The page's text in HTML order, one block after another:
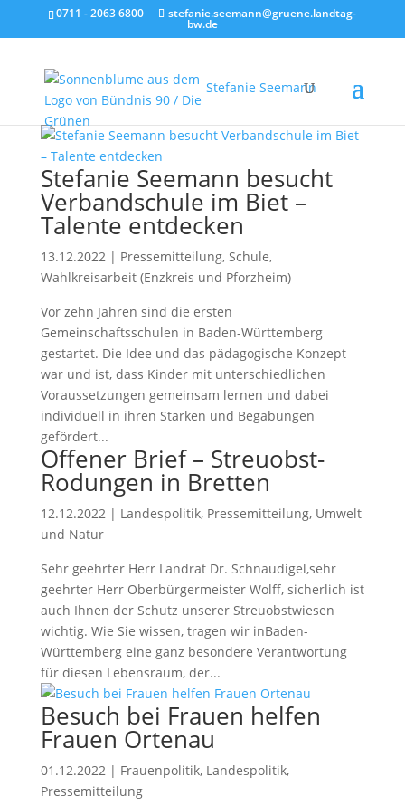
0711 - 2063 6800 stefanie.seemann@gruene.landtag-
bw.de
Stefanie Seemann
Stefanie Seemann besucht
Verbandschule im Biet –
Talente entdecken
13.12.2022| Pressemitteilung, Schule,
Wahlkreisarbeit (Enzkreis und Pforzheim)
Vor zehn Jahren sind die ersten
Gemeinschaftsschulen in Baden-Württemberg
gestartet. Die Idee und das pädagogische Konzept
war und ist, dass Kinder mit unterschiedlichen
Voraussetzungen gemeinsam lernen und dabei
individuell in ihren Stärken und Begabungen
gefördert...
Offener Brief – Streuobst-
Rodungen in Bretten
12.12.2022| Landespolitik, Pressemitteilung, Umwelt
und Natur
Sehr geehrter Herr Landrat Dr. Schnaudigel,sehr
geehrter Herr Oberbürgermeister Wolff, sicherlich ist
auch Ihnen der Schutz unserer Streuobstwiesen
wichtig. Wie Sie wissen, tragen wir inBaden-
Württemberg eine ganz besondere Verantwortung
für diesen Lebensraum, der...
Besuch bei Frauen helfen
Frauen Ortenau
01.12.2022| Frauenpolitik, Landespolitik,
Pressemitteilung